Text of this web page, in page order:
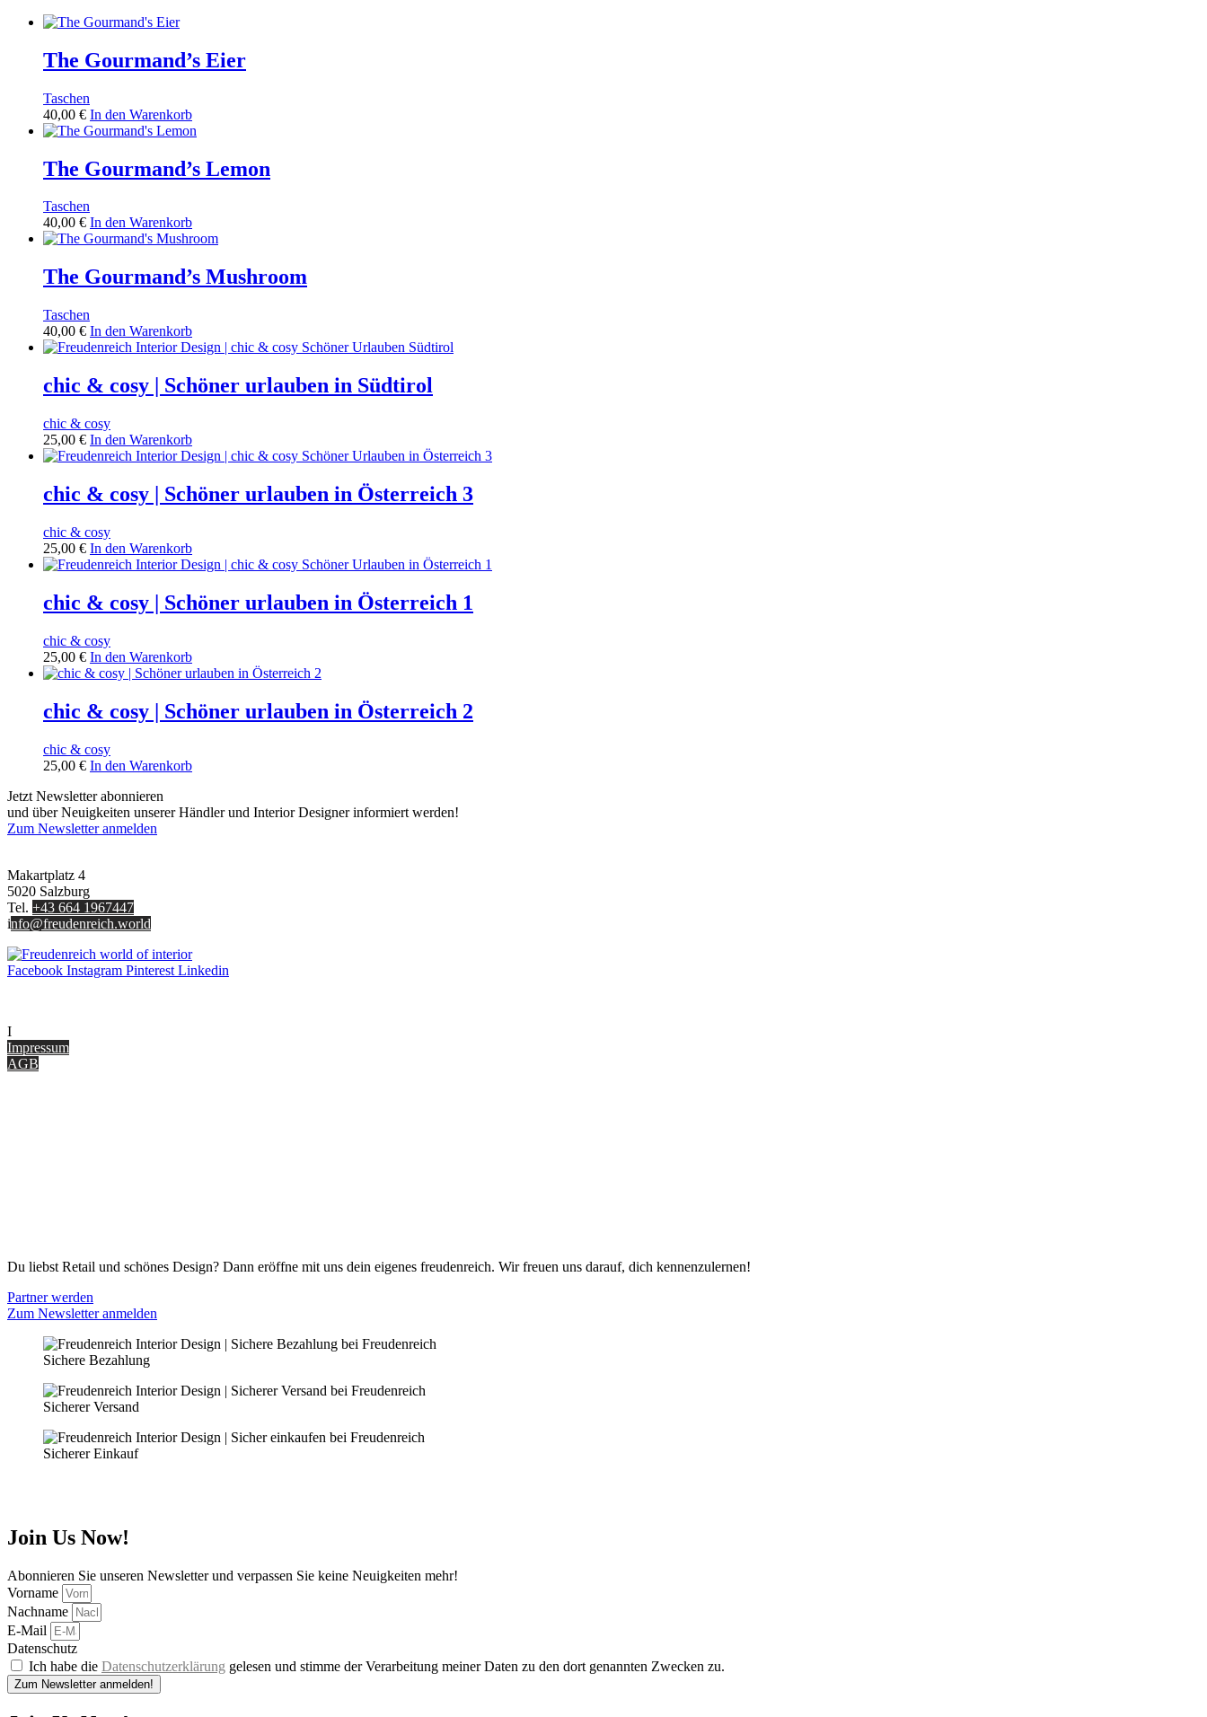
The Gourmand’s Eier
Taschen
40,00 € In den Warenkorb
The Gourmand’s Lemon
Taschen
40,00 € In den Warenkorb
The Gourmand’s Mushroom
Taschen
40,00 € In den Warenkorb
chic & cosy | Schöner urlauben in Südtirol
chic & cosy
25,00 € In den Warenkorb
chic & cosy | Schöner urlauben in Österreich 3
chic & cosy
25,00 € In den Warenkorb
chic & cosy | Schöner urlauben in Österreich 1
chic & cosy
25,00 € In den Warenkorb
chic & cosy | Schöner urlauben in Österreich 2
chic & cosy
25,00 € In den Warenkorb
Jetzt Newsletter abonnieren
und über Neuigkeiten unserer Händler und Interior Designer informiert werden!
Zum Newsletter anmelden
Makartplatz 4
5020 Salzburg
Tel. +43 664 1967447
info@freudenreich.world
Facebook Instagram Pinterest Linkedin
I
Impressum
AGB
Du liebst Retail und schönes Design? Dann eröffne mit uns dein eigenes freudenreich. Wir freuen uns darauf, dich kennenzulernen!
Partner werden
Zum Newsletter anmelden
Sichere Bezahlung
Sicherer Versand
Sicherer Einkauf
Join Us Now!
Abonnieren Sie unseren Newsletter und verpassen Sie keine Neuigkeiten mehr!
Vorname
Nachname
E-Mail
Datenschutz
Ich habe die Datenschutzerklärung gelesen und stimme der Verarbeitung meiner Daten zu den dort genannten Zwecken zu.
Zum Newsletter anmelden!